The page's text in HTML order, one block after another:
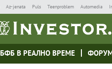
Az-jenata Puls Teenproblem Automedia
БФБ В РЕАЛНО ВРЕМЕ